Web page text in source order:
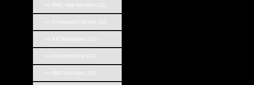
=> BAD Villa Hamilton (11)
=> K'steinbach Kirche (12)
=> KA Stadtpalais (13)
=> Kürzell Kirche (14)
=> BAD Kurhaus (15)